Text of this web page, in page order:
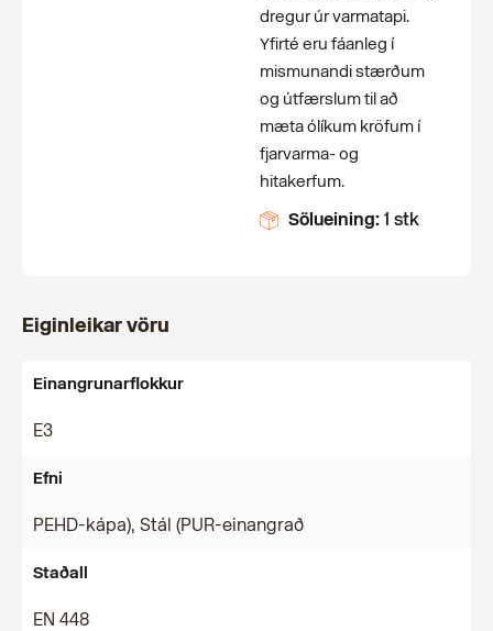
dregur úr varmatapi.
Yfirté eru fáanleg í
mismunandi stærðum
og útfærslum til að
mæta ólíkum kröfum í
fjarvarma- og
hitakerfum.
Sölueining:1 stk
Eiginleikar vöru
Einangrunarflokkur
E3
Efni
PEHD-kápa), Stál (PUR-einangrað
Staðall
EN 448